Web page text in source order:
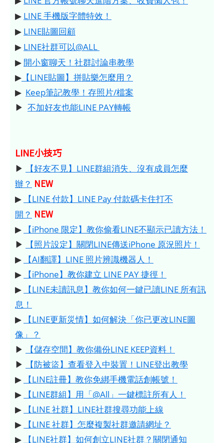
▶ LINE 手機版字體特效！
▶ LINE貼圖回顧
▶ LINE社群可以@ALL
▶ 開小窗聊天！社群討論串教學
▶ 【LINE貼圖】拼貼樂怎麼用？
▶ Keep筆記教學！存照片/檔案
▶ 不加好友也能LINE PAY轉帳
LINE小技巧
▶
【好友不見】LINE群組消失、沒有成員怎麼
辦？ NEW
▶
【LINE 付款】LINE Pay 付款碼卡住打不
開？ NEW
▶
【iPhone 限定】教你偷看LINE不顯示已讀方法！
▶
【照片設定】關閉LINE傳送iPhone 原況照片！
▶
【AI翻譯】LINE 照片辨識機器人！
▶
【iPhone】教你建立 LINE PAY 捷徑！
▶
【LINE未讀訊息】教你如何一鍵已讀LINE 所有訊
息！
▶
【LINE更新災情】如何解決「你已更改LINE圖
像」？
▶
【儲存空間】教你備份LINE KEEP資料！
▶
【防被盜】查看登入中裝置！LINE登出教學
▶
【LINE註冊】教你免綁手機電話創帳號！
▶
【LINE群組】用「@All」一鍵標註所有人！
▶
【LINE 社群】LINE社群搜尋功能上線
▶
【LINE 社群】怎麼複製社群邀請網址？
▶
【LINE社群】如何創立LINE社群？關閉通知